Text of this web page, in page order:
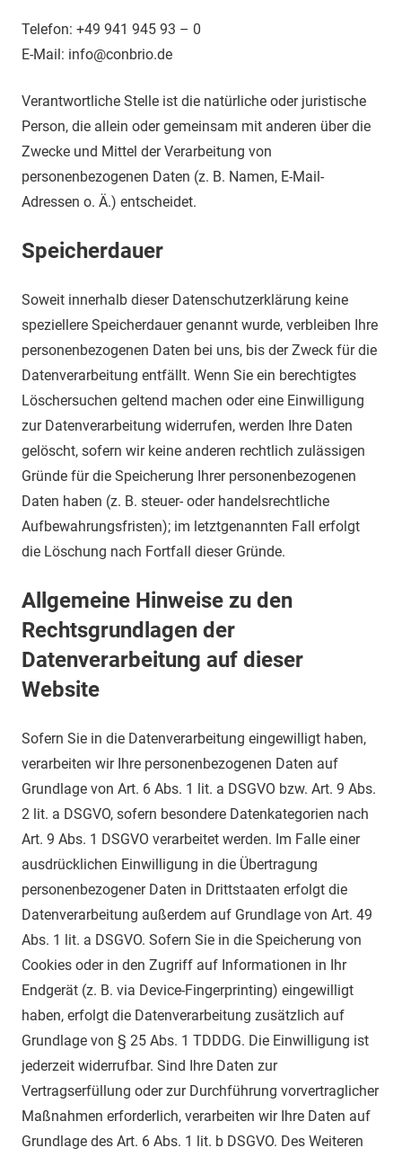
Telefon: +49 941 945 93 – 0
E-Mail: info@conbrio.de
Verantwortliche Stelle ist die natürliche oder juristische
Person, die allein oder gemeinsam mit anderen über die
Zwecke und Mittel der Verarbeitung von
personenbezogenen Daten (z. B. Namen, E-Mail-
Adressen o. Ä.) entscheidet.
Speicherdauer
Soweit innerhalb dieser Datenschutzerklärung keine
speziellere Speicherdauer genannt wurde, verbleiben Ihre
personenbezogenen Daten bei uns, bis der Zweck für die
Datenverarbeitung entfällt. Wenn Sie ein berechtigtes
Löschersuchen geltend machen oder eine Einwilligung
zur Datenverarbeitung widerrufen, werden Ihre Daten
gelöscht, sofern wir keine anderen rechtlich zulässigen
Gründe für die Speicherung Ihrer personenbezogenen
Daten haben (z. B. steuer- oder handelsrechtliche
Aufbewahrungsfristen); im letztgenannten Fall erfolgt
die Löschung nach Fortfall dieser Gründe.
Allgemeine Hinweise zu den
Rechtsgrundlagen der
Datenverarbeitung auf dieser
Website
Sofern Sie in die Datenverarbeitung eingewilligt haben,
verarbeiten wir Ihre personenbezogenen Daten auf
Grundlage von Art. 6 Abs. 1 lit. a DSGVO bzw. Art. 9 Abs.
2 lit. a DSGVO, sofern besondere Datenkategorien nach
Art. 9 Abs. 1 DSGVO verarbeitet werden. Im Falle einer
ausdrücklichen Einwilligung in die Übertragung
personenbezogener Daten in Drittstaaten erfolgt die
Datenverarbeitung außerdem auf Grundlage von Art. 49
Abs. 1 lit. a DSGVO. Sofern Sie in die Speicherung von
Cookies oder in den Zugriff auf Informationen in Ihr
Endgerät (z. B. via Device-Fingerprinting) eingewilligt
haben, erfolgt die Datenverarbeitung zusätzlich auf
Grundlage von § 25 Abs. 1 TDDDG. Die Einwilligung ist
jederzeit widerrufbar. Sind Ihre Daten zur
Vertragserfüllung oder zur Durchführung vorvertraglicher
Maßnahmen erforderlich, verarbeiten wir Ihre Daten auf
Grundlage des Art. 6 Abs. 1 lit. b DSGVO. Des Weiteren